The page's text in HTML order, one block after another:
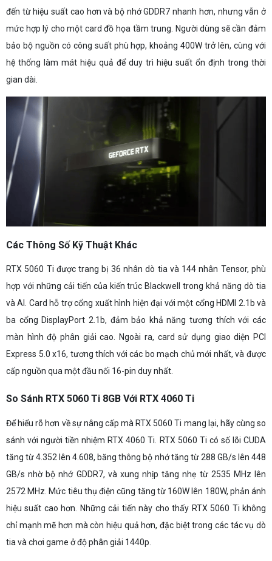
đến từ hiệu suất cao hơn và bộ nhớ GDDR7 nhanh hơn, nhưng vẫn ở
mức hợp lý cho một card đồ họa tầm trung. Người dùng sẽ cần đảm
bảo bộ nguồn có công suất phù hợp, khoảng 400W trở lên, cùng với
hệ thống làm mát hiệu quả để duy trì hiệu suất ổn định trong thời
gian dài.
Các Thông Số Kỹ Thuật Khác
RTX 5060 Ti được trang bị 36 nhân dò tia và 144 nhân Tensor, phù
hợp với những cải tiến của kiến trúc Blackwell trong khả năng dò tia
và AI. Card hỗ trợ cổng xuất hình hiện đại với một cổng HDMI 2.1b và
ba cổng DisplayPort 2.1b, đảm bảo khả năng tương thích với các
màn hình độ phân giải cao. Ngoài ra, card sử dụng giao diện PCI
Express 5.0 x16, tương thích với các bo mạch chủ mới nhất, và được
cấp nguồn qua một đầu nối 16-pin duy nhất.
So Sánh RTX 5060 Ti 8GB Với RTX 4060 Ti
Để hiểu rõ hơn về sự nâng cấp mà RTX 5060 Ti mang lại, hãy cùng so
sánh với người tiền nhiệm RTX 4060 Ti. RTX 5060 Ti có số lõi CUDA
tăng từ 4.352 lên 4.608, băng thông bộ nhớ tăng từ 288 GB/s lên 448
GB/s nhờ bộ nhớ GDDR7, và xung nhịp tăng nhẹ từ 2535 MHz lên
2572 MHz. Mức tiêu thụ điện cũng tăng từ 160W lên 180W, phản ánh
hiệu suất cao hơn. Những cải tiến này cho thấy RTX 5060 Ti không
chỉ mạnh mẽ hơn mà còn hiệu quả hơn, đặc biệt trong các tác vụ dò
tia và chơi game ở độ phân giải 1440p.